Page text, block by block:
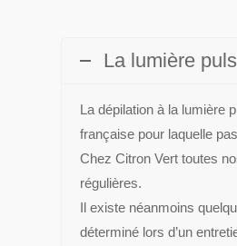
La lumière
La dépilation à la lumière
française pour laquelle
Chez Citron Vert toutes
régulières.
Il existe néanmoins
déterminé lors d’un